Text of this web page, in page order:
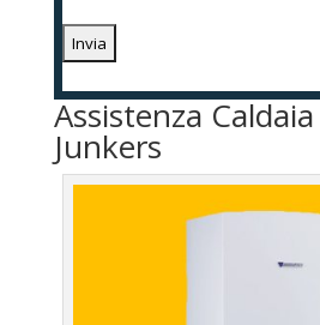
Assistenza
Junkers